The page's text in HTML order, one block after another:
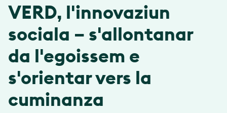
VERD, l'innovaziun
sociala – s'allontanar
da l'egoissem e
s'orientar vers la
cuminanza